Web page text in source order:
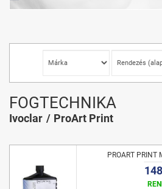
FOGTECHNIKA
Ivoclar ProArt Print
PROART PRINT